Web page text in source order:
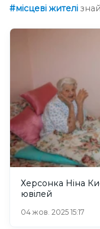
#місцеві жителі
Херсонка Ніна
ювілей
04 жов. 2025 15:17